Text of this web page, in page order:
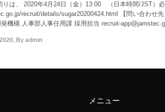
は、 2020年4月24日（金）13:00 （日本時間/JST）
recruit/details/sugar20200424.html 【問い合わせ
機構 人事部人事任用課 採用担当 recruit-
, By admin
メニュー